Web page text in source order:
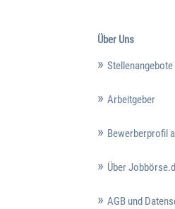
Über Uns
Arbeitgeber
Bewerberprofil
Über
AGB und